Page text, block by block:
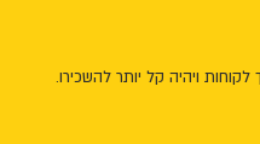
ויהיה קל יותר להשכירו.